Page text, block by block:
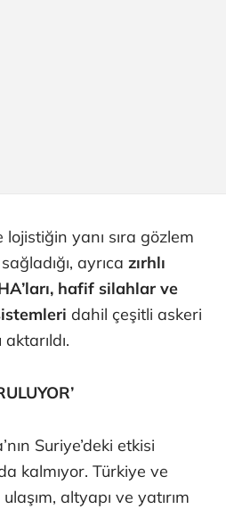
lojistiğin yanı sıra gözlem
ayrıca zırhlı
hafif silahlar ve
dahil çeşitli askeri
Suriye’deki etkisi
kalmıyor. Türkiye ve
altyapı ve yatırım